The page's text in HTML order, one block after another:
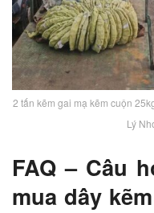
2 tấn kẽm gai mạ kẽm cuộn
Lý
FAQ – Câu
mua dây